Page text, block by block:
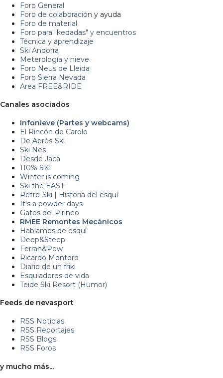
Foro General
Foro de colaboración y ayuda
Foro de material
Foro para "kedadas" y encuentros
Técnica y aprendizaje
Ski Andorra
Meterología y nieve
Foro Neus de Lleida
Foro Sierra Nevada
Area FREE&RIDE
Canales asociados
Infonieve (Partes y webcams)
El Rincón de Carolo
De Après-Ski
Ski Nes
Desde Jaca
110% SKI
Winter is coming
Ski the EAST
Retro-Ski | Historia del esquí
It's a powder days
Gatos del Pirineo
RMEE Remontes Mecánicos
Hablamos de esquí
Deep&Steep
Ferran&Pow
Ricardo Montoro
Diario de un friki
Esquiadores de vida
Teide Ski Resort (Humor)
Feeds de nevasport
RSS Noticias
RSS Reportajes
RSS Blogs
RSS Foros
y mucho más...